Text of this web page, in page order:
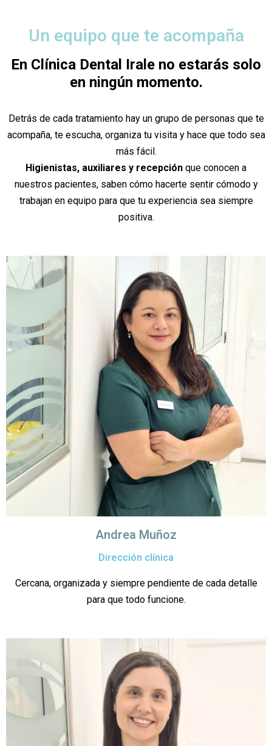
Un equipo que te acompaña
En Clínica Dental Irale no estarás solo
en ningún momento.
Detrás de cada tratamiento hay un grupo de personas que te
acompaña, te escucha, organiza tu visita y hace que todo sea
más fácil.
Higienistas, auxiliares y recepción que conocen a
nuestros pacientes, saben cómo hacerte sentir cómodo y
trabajan en equipo para que tu experiencia sea siempre
positiva.
Andrea Muñoz
Dirección clínica
Cercana, organizada y siempre pendiente de cada detalle
para que todo funcione.